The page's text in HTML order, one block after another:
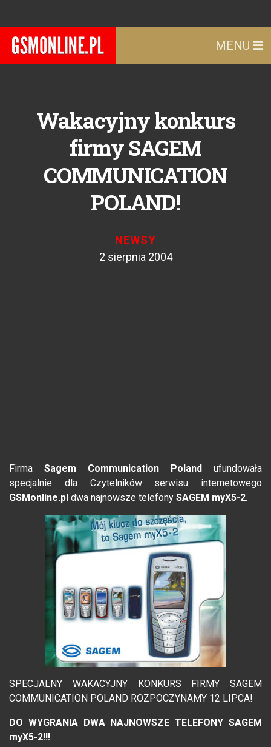
MENU
Wakacyjny konkurs
firmy SAGEM
COMMUNICATION
POLAND!
NEWSY
2 sierpnia 2004
Firma Sagem Communication Poland ufundowała
specjalnie dla Czytelników serwisu internetowego
GSMonline.pl dwa najnowsze telefony SAGEM myX5-2.
SPECJALNY WAKACYJNY KONKURS FIRMY SAGEM
COMMUNICATION POLAND ROZPOCZYNAMY 12 LIPCA!
DO WYGRANIA DWA NAJNOWSZE TELEFONY SAGEM
myX5-2!!!